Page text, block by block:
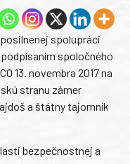
spolupráci
spoločného
13. novembra 2017 na
stranu zámer
a štátny tajomník
bezpečnostnej a